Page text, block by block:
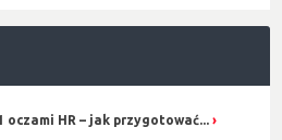
oczami HR – jak przygotować...